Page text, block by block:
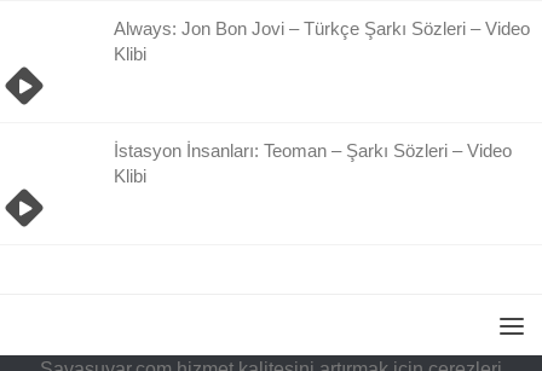
Always: Jon Bon Jovi – Türkçe Şarkı Sözleri – Video
Klibi
İstasyon İnsanları: Teoman – Şarkı Sözleri – Video
Klibi